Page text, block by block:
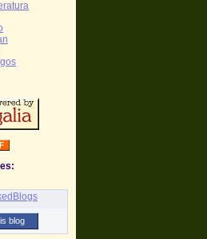
blog